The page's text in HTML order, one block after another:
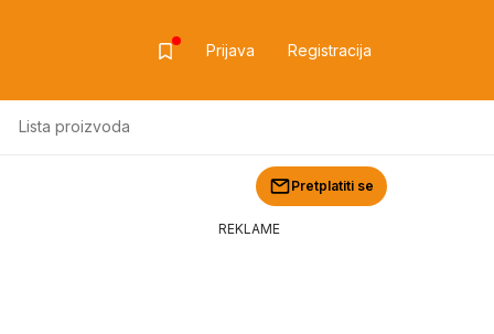
Prijava Registracija
Lista proizvoda
Pretplatiti se
REKLAME